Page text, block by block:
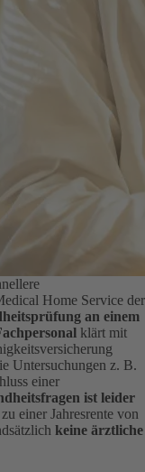
Home Service der
an einem
klärt mit
Untersuchungen z. B.
einer
ist leider
einer Jahresrente von
keine ärztliche